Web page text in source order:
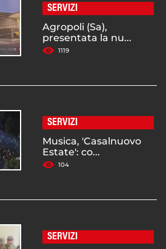
SERVIZI
Agropoli (Sa),
presentata la nu...
1119
SERVIZI
Musica, 'Casalnuovo
Estate': co...
104
SERVIZI